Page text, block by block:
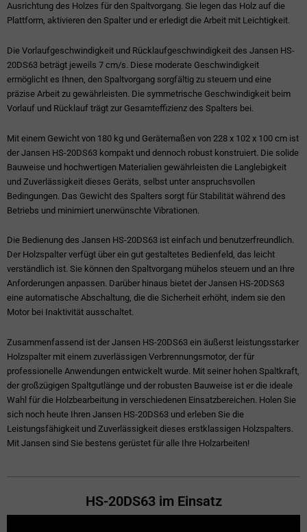
Ausrichtung des Holzes für den Spaltvorgang. Sie legen das Holz auf die
Plattform, aktivieren den Spalter und er erledigt die Arbeit mit Leichtigkeit.
Die Vorlaufgeschwindigkeit und Rücklaufgeschwindigkeit des Jansen HS-
20DS63 beträgt jeweils 7 cm/s. Diese moderate Geschwindigkeit
ermöglicht es Ihnen, den Spaltvorgang sorgfältig zu steuern und eine
präzise Arbeit zu gewährleisten. Die symmetrische Geschwindigkeit beim
Vorlauf und Rücklauf trägt zur Gesamteffizienz des Spalters bei.
Mit einem Gewicht von 180 kg und Gerätemaßen von 228 x 102 x 100 cm ist
der Jansen HS-20DS63 kompakt und dennoch robust konstruiert. Die solide
Bauweise und hochwertigen Materialien gewährleisten die Langlebigkeit
und Zuverlässigkeit dieses Geräts, selbst unter anspruchsvollen
Bedingungen. Das Gewicht des Spalters sorgt für Stabilität während des
Betriebs und minimiert unerwünschte Vibrationen.
Die Bedienung des Jansen HS-20DS63 ist einfach und benutzerfreundlich.
Der Holzspalter verfügt über ein gut gestaltetes Bedienfeld, das leicht
verständlich ist. Sie können den Spaltvorgang mühelos steuern und an Ihre
Anforderungen anpassen. Darüber hinaus bietet der Jansen HS-20DS63
eine automatische Abschaltung, die die Sicherheit erhöht, indem sie den
Motor bei Inaktivität ausschaltet.
Zusammenfassend ist der Jansen HS-20DS63 ein äußerst leistungsstarker
Holzspalter mit einem zuverlässigen Verbrennungsmotor, der für
professionelle Anwendungen entwickelt wurde. Mit seiner hohen Spaltkraft,
der großzügigen Spaltgutlänge und der robusten Bauweise ist er die ideale
Wahl für die Holzbearbeitung in verschiedenen Einsatzbereichen. Holen Sie
sich noch heute Ihren Jansen HS-20DS63 und erleben Sie die
Leistungsfähigkeit und Zuverlässigkeit dieses erstklassigen Holzspalters.
Mit Jansen sind Sie bestens gerüstet für alle Ihre Holzarbeiten!
HS-20DS63 im Einsatz